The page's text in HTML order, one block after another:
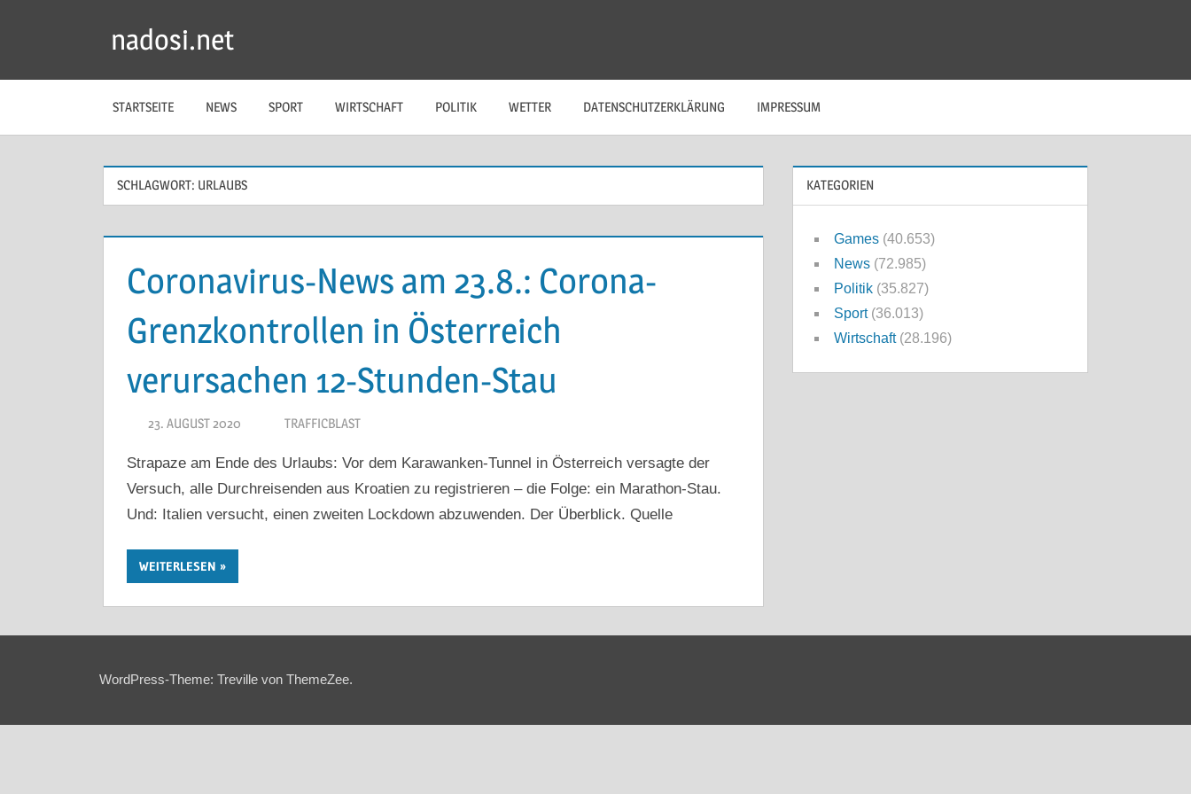
nadosi.net
STARTSEITE NEWS SPORT WIRTSCHAFT POLITIK WETTER DATENSCHUTZERKLÄRUNG IMPRESSUM
SCHLAGWORT: URLAUBS
Coronavirus-News am 23.8.: Corona-
Grenzkontrollen in Österreich
verursachen 12-Stunden-Stau
23. AUGUST 2020 TRAFFICBLAST
Strapaze am Ende des Urlaubs: Vor dem Karawanken-Tunnel in Österreich versagte der
Versuch, alle Durchreisenden aus Kroatien zu registrieren – die Folge: ein Marathon-Stau.
Und: Italien versucht, einen zweiten Lockdown abzuwenden. Der Überblick. Quelle
WEITERLESEN
KATEGORIEN
Games (40.653)
News (72.985)
Politik (35.827)
Sport(36.013)
Wirtschaft(28.196)
WordPress-Theme: Treville von ThemeZee.